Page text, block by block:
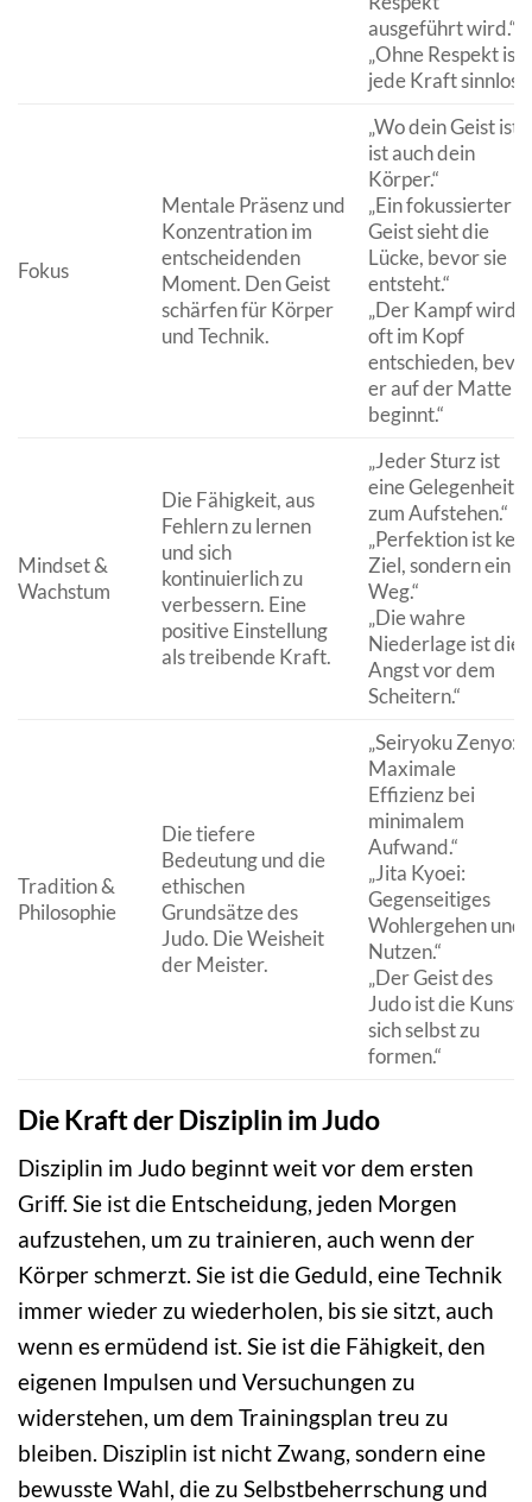
ausgeführt wird.“
„Ohne Respekt ist
jede Kraft sinnlos.“
Fokus
Mentale Präsenz und
Konzentration im
entscheidenden
Moment. Den Geist
schärfen für Körper
und Technik.
„Wo dein Geist ist,
ist auch dein
Körper.“
„Ein fokussierter
Geist sieht die
Lücke, bevor sie
entsteht.“
„Der Kampf wird
oft im Kopf
entschieden,
er auf der Matte
beginnt.“
Mindset &
Wachstum
Die Fähigkeit, aus
Fehlern zu lernen
und sich
kontinuierlich zu
verbessern. Eine
positive Einstellung
als treibende Kraft.
„Jeder Sturz ist
eine Gelegenheit
zum Aufstehen.“
„Perfektion ist kein
Ziel, sondern ein
Weg.“
„Die wahre
Niederlage ist die
Angst vor dem
Scheitern.“
Tradition &
Philosophie
Die tiefere
Bedeutung und die
ethischen
Grundsätze des
Judo. Die Weisheit
der Meister.
„Seiryoku Zenyo:
Maximale
Effizienz bei
minimalem
Aufwand.“
„Jita Kyoei:
Gegenseitiges
Wohlergehen und
Nutzen.“
„Der Geist des
Judo ist die Kunst,
sich selbst zu
formen.“
Die Kraft der Disziplin im Judo
Disziplin im Judo beginnt weit vor dem ersten
Griff. Sie ist die Entscheidung, jeden Morgen
aufzustehen, um zu trainieren, auch wenn der
Körper schmerzt. Sie ist die Geduld, eine Technik
immer wieder zu wiederholen, bis sie sitzt, auch
wenn es ermüdend ist. Sie ist die Fähigkeit, den
eigenen Impulsen und Versuchungen zu
widerstehen, um dem Trainingsplan treu zu
bleiben. Disziplin ist nicht Zwang, sondern eine
bewusste Wahl, die zu Selbstbeherrschung und